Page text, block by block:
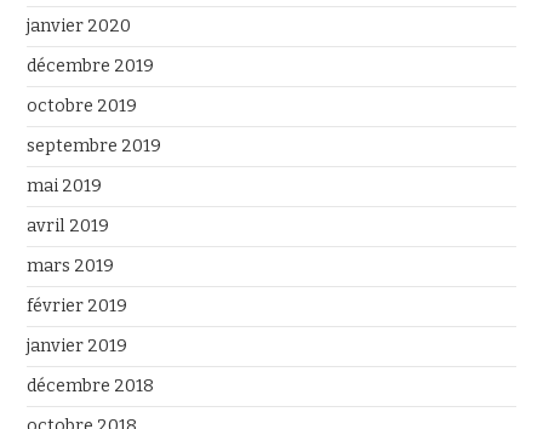
janvier 2020
décembre 2019
octobre 2019
septembre 2019
mai 2019
avril 2019
mars 2019
février 2019
janvier 2019
décembre 2018